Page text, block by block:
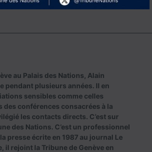
au Palais des Nations, Alain
pendant plusieurs années. Il en
sensibles comme celles
des conférences consacrées à la
les contacts directs. C’est sur
des Nations. C’est un professionnel
presse écrite en 1987 au journal Le
il rejoint la Tribune de Genève en